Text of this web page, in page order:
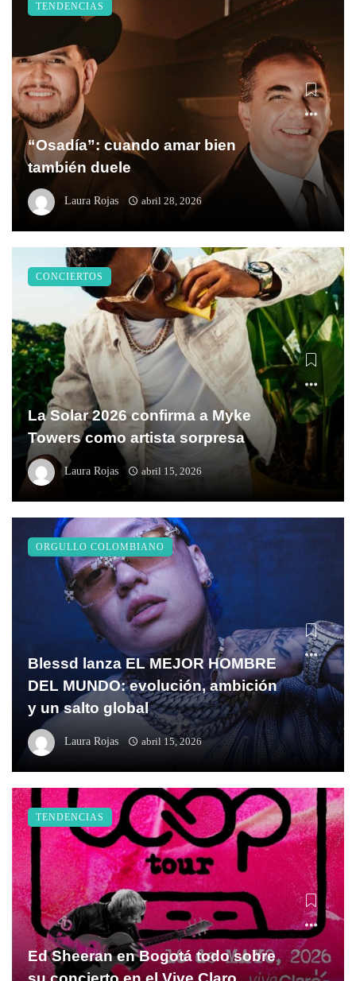
“Osadía”: cuando amar bien
también duele
Laura Rojas abril 28, 2026
TENDENCIAS
La Solar 2026 confirma a Myke
Towers como artista sorpresa
Laura Rojas abril 15, 2026
CONCIERTOS
Blessd lanza EL MEJOR HOMBRE
DEL MUNDO: evolución, ambición
y un salto global
Laura Rojas abril 15, 2026
ORGULLO COLOMBIANO
Ed Sheeran en Bogotá todo sobre
TENDENCIAS